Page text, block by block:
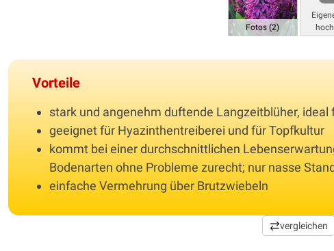
Fotos (2)
Vorteile
stark und angenehm duftende Langzeitblüher, ideal
geeignet für Hyazinthentreiberei und für Topfkultur
kommt bei einer durchschnittlichen
Bodenarten ohne Probleme zurecht; nur nasse
einfache Vermehrung über Brutzwiebeln
vergleichen